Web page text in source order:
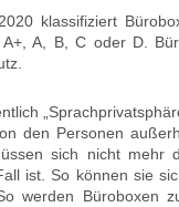
klassifiziert
A, B, C oder D.
den Personen
sich nicht mehr
ist. So können sie
werden Büroboxen